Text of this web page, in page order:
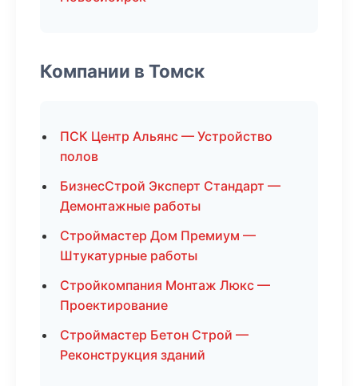
Компании в Томск
ПСК Центр Альянс — Устройство
полов
БизнесСтрой Эксперт Стандарт —
Демонтажные работы
Строймастер Дом Премиум —
Штукатурные работы
Стройкомпания Монтаж Люкс —
Проектирование
Строймастер Бетон Строй —
Реконструкция зданий